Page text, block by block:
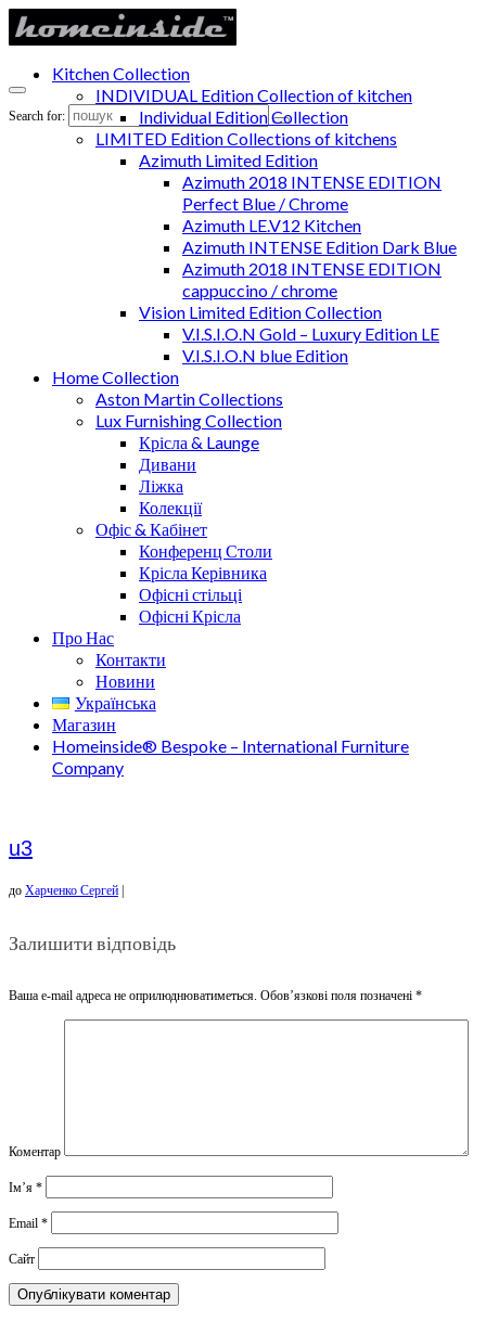
Search for:
Kitchen Collection
INDIVIDUAL Edition Collection of kitchen
Individual Edition Collection
LIMITED Edition Collections of kitchens
Azimuth Limited Edition
Azimuth 2018 INTENSE EDITION
Perfect Blue / Chrome
Azimuth LE.V12 Kitchen
Azimuth INTENSE Edition Dark Blue
Azimuth 2018 INTENSE EDITION
cappuccino / chrome
Vision Limited Edition Collection
V.I.S.I.O.N Gold – Luxury Edition LE
V.I.S.I.O.N blue Edition
Home Collection
Aston Martin Collections
Lux Furnishing Collection
Крісла & Launge
Дивани
Ліжка
Колекції
Офіс & Кабінет
Конференц Столи
Крісла Керівника
Офісні стільці
Офісні Крісла
Про Нас
Контакти
Новини
Українська
Магазин
Homeinside® Bespoke – International Furniture
Company
u3
до Харченко Сергей
Залишити відповідь
Ваша e-mail адреса не оприлюднюватиметься. Обов’язкові поля позначені *
Коментар
Ім’я *
Email *
Сайт